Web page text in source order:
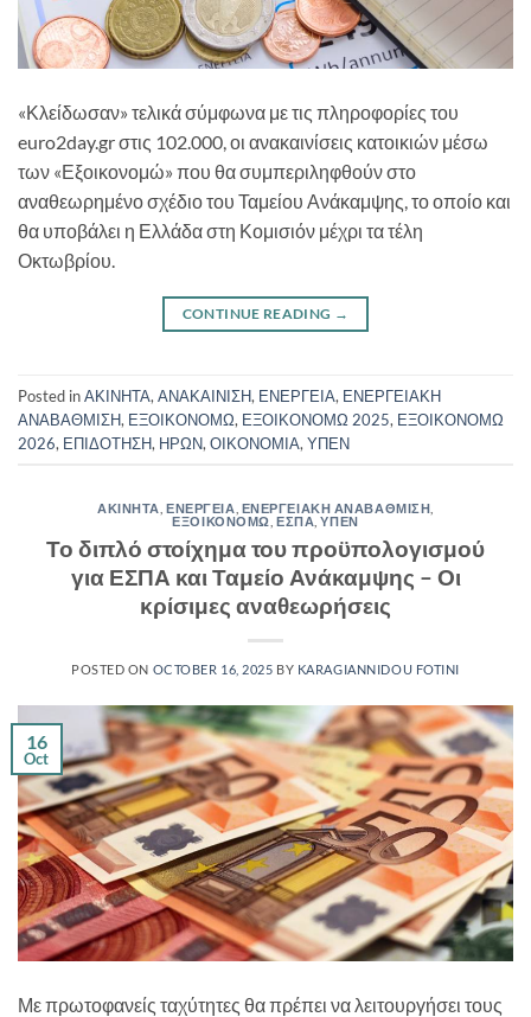
«Κλείδωσαν» τελικά σύμφωνα με τις πληροφορίες του
euro2day.gr στις 102.000, οι ανακαινίσεις κατοικιών μέσω
των «Εξοικονομώ» που θα συμπεριληφθούν στο
αναθεωρημένο σχέδιο του Ταμείου Ανάκαμψης, το οποίο και
θα υποβάλει η Ελλάδα στη Κομισιόν μέχρι τα τέλη
Οκτωβρίου.
CONTINUE READING →
Posted inΑΚΙΝΗΤΑ, ΑΝΑΚΑΙΝΙΣΗ, ΕΝΕΡΓΕΙΑ, ΕΝΕΡΓΕΙΑΚΗ
ΑΝΑΒΑΘΜΙΣΗ, ΕΞΟΙΚΟΝΟΜΩ, ΕΞΟΙΚΟΝΟΜΩ 2025, ΕΞΟΙΚΟΝΟΜΩ
2026, ΕΠΙΔΟΤΗΣΗ, ΗΡΩΝ, ΟΙΚΟΝΟΜΙΑ, ΥΠΕΝ
ΑΚΙΝΗΤΑ ,ΕΝΕΡΓΕΙΑ ΕΝΕΡΓΕΙΑΚΗ ΑΝΑΒΑΘΜΙΣΗ
ΕΞΟΙΚΟΝΟΜΩ ,ΕΣΠΑ ,ΥΠΕΝ
Το διπλό στοίχημα του προϋπολογισμού
για ΕΣΠΑ και Ταμείο Ανάκαμψης – Οι
κρίσιμες αναθεωρήσεις
POSTED ON OCTOBER 16, 2025 BY KARAGIANNIDOU FOTINI
16
Oct
Με πρωτοφανείς ταχύτητες θα πρέπει να λειτουργήσει τους